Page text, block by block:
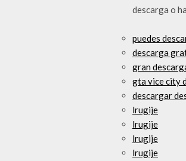
descarga o
puedes
descarga
gran
gta vice city
descargar
lrugije
lrugije
lrugije
lrugije